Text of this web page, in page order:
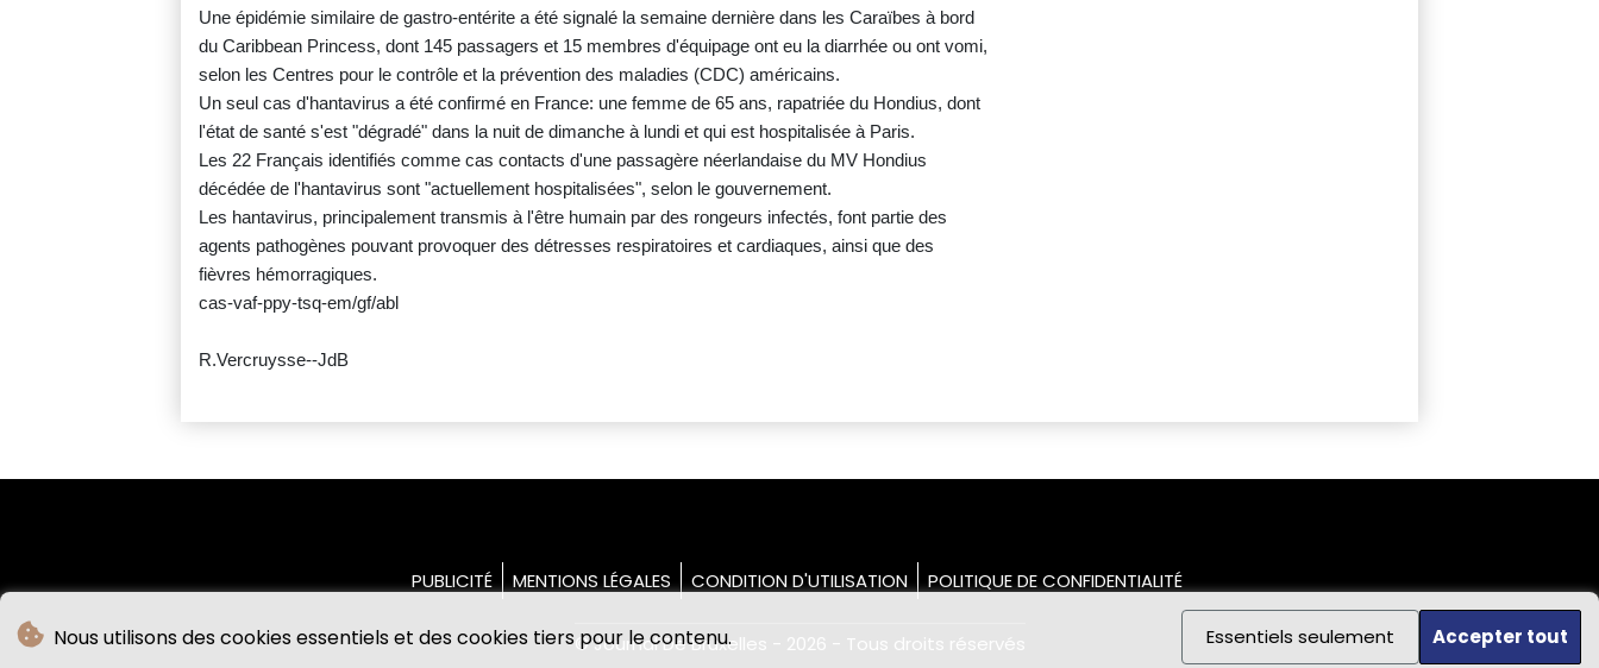
Nous utilisons des cookies essentiels et des cookies tiers pour le contenu. Essentiels seulement Accepter tout
Une épidémie similaire de gastro-entérite a été signalé la semaine dernière dans les Caraïbes à bord
du Caribbean Princess, dont 145 passagers et 15 membres d'équipage ont eu la diarrhée ou ont vomi,
selon les Centres pour le contrôle et la prévention des maladies (CDC) américains.
Un seul cas d'hantavirus a été confirmé en France: une femme de 65 ans, rapatriée du Hondius, dont
l'état de santé s'est "dégradé" dans la nuit de dimanche à lundi et qui est hospitalisée à Paris.
Les 22 Français identifiés comme cas contacts d'une passagère néerlandaise du MV Hondius
décédée de l'hantavirus sont "actuellement hospitalisées", selon le gouvernement.
Les hantavirus, principalement transmis à l'être humain par des rongeurs infectés, font partie des
agents pathogènes pouvant provoquer des détresses respiratoires et cardiaques, ainsi que des
fièvres hémorragiques.
cas-vaf-ppy-tsq-em/gf/abl
R.Vercruysse--JdB
PUBLICITÉ MENTIONS LÉGALES CONDITION D'UTILISATION POLITIQUE DE CONFIDENTIALITÉ
© Journal De Bruxelles - 2026 - Tous droits réservés